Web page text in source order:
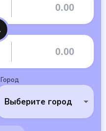
Город
Выберите город